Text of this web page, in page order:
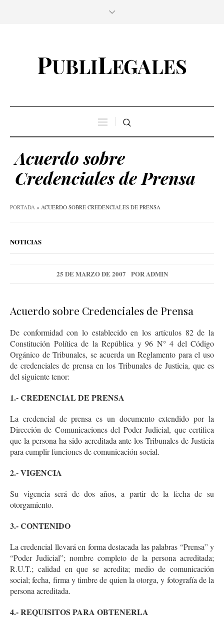
Acuerdo sobre
Credenciales de Prensa
PORTADA » ACUERDO SOBRE CREDENCIALES DE PRENSA
NOTICIAS
25 DE MARZO DE 2007 POR ADMIN
Acuerdo sobre Credenciales de Prensa
De conformidad con lo establecido en los artículos 82 de la
Constitución Política de la República y 96 N° 4 del Código
Orgánico de Tribunales, se acuerda un Reglamento para el uso
de credenciales de prensa en los Tribunales de Justicia, que es
del siguiente tenor:
1.- CREDENCIAL DE PRENSA
La credencial de prensa es un documento extendido por la
Dirección de Comunicaciones del Poder Judicial, que certifica
que la persona ha sido acreditada ante los Tribunales de Justicia
para cumplir funciones de comunicación social.
2.- VIGENCIA
Su vigencia será de dos años, a partir de la fecha de su
otorgamiento.
3.- CONTENIDO
La credencial llevará en forma destacada las palabras “Prensa” y
“Poder Judicial”; nombre completo de la persona acreditada;
R.U.T.; calidad en que se acredita; medio de comunicación
social; fecha, firma y timbre de quien la otorga, y fotografía de la
persona acreditada.
4.- REQUISITOS PARA OBTENERLA